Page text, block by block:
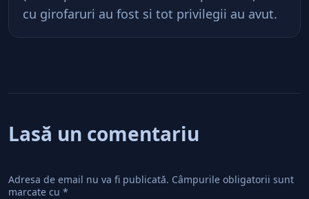
cu girofaruri au fost si tot privilegii au avut.
Lasă un comentariu
Adresa de email nu va fi publicată. Câmpurile obligatorii sunt
marcate cu *